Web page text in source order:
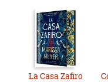
La Casa Zafiro